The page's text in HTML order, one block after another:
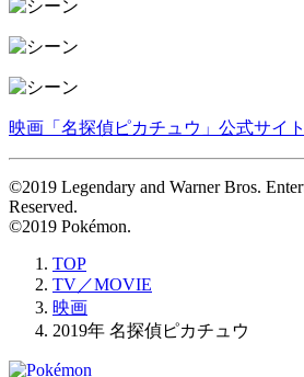
映画「名探偵ピカチュウ」公式サイ
©2019 Legendary and Warner Bros.
Reserved.
©2019 Pokémon.
TOP
TV／MOVIE
映画
2019年 名探偵ピカチュウ